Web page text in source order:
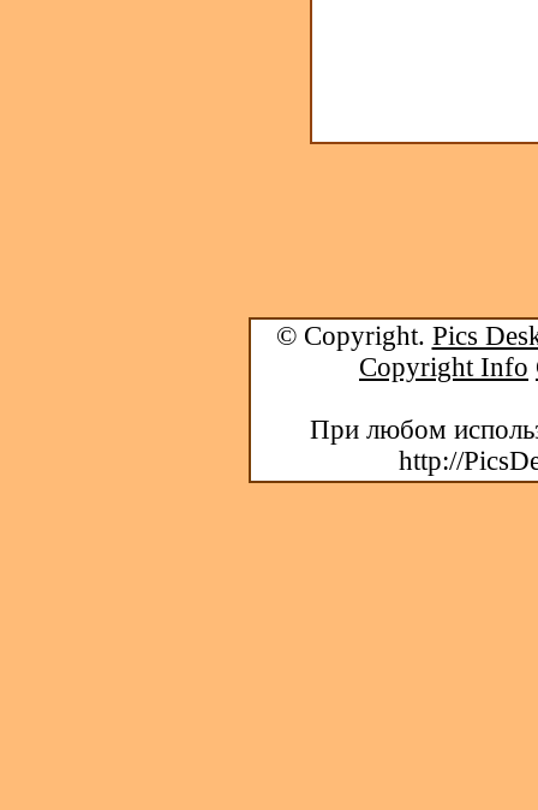
© Copyright. Pics
Copyright Info
При любом
http://